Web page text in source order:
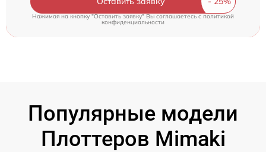
Нажимая на кнопку "Оставить заявку" Вы соглашаетесь cполитикой
конфиденциальности
Популярные модели
Плоттеров Mimaki